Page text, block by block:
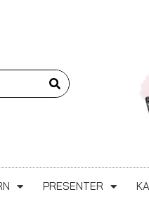
PRESENTER